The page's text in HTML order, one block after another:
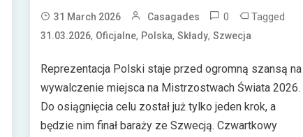
31 March 2026 Casagades 0 Tagged
31.03.2026, Oficjalne, Polska,Składy,Szwecja
Reprezentacja Polski staje przed ogromną szansą na
wywalczenie miejsca na Mistrzostwach Świata 2026.
Do osiągnięcia celu został już tylko jeden krok, a
będzie nim finał baraży ze Szwecją. Czwartkowy